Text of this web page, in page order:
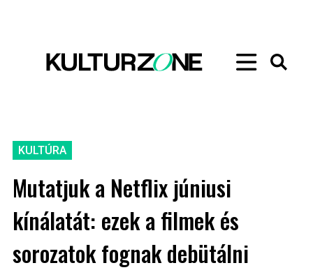
KULTÚRA
Mutatjuk a Netflix júniusi
kínálatát: ezek a filmek és
sorozatok fognak debütálni